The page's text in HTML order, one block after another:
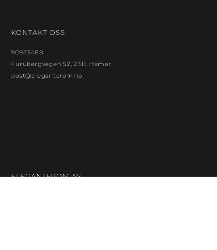
KONTAKT OSS
90933488
Furubergvegen 52, 2315 Hamar
post@eleganterom.no
ELEGANTEROM AS